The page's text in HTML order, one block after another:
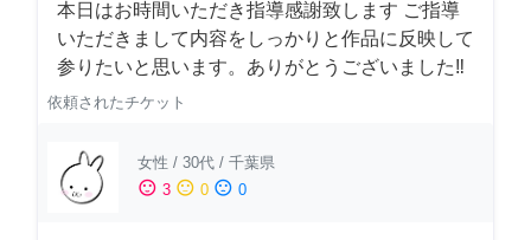
本日はお時間いただき指導感謝致します ご指導
いただきまして内容をしっかりと作品に反映して
参りたいと思います。ありがとうございました‼️
依頼されたチケット
女性 / 30代 / 千葉県
sentiment_satisfied 3 sentiment_neutral 0 sentiment_dissatisfied 0